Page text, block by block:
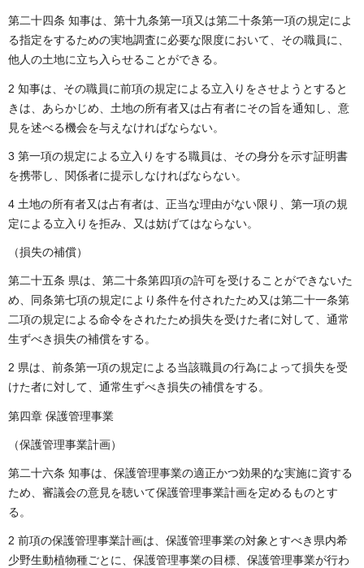
第二十四条 知事は、第十九条第一項又は第二十条第一項の規定によ
る指定をするための実地調査に必要な限度において、その職員に、
他人の土地に立ち入らせることができる。
2 知事は、その職員に前項の規定による立入りをさせようとすると
きは、あらかじめ、土地の所有者又は占有者にその旨を通知し、意
見を述べる機会を与えなければならない。
3 第一項の規定による立入りをする職員は、その身分を示す証明書
を携帯し、関係者に提示しなければならない。
4 土地の所有者又は占有者は、正当な理由がない限り、第一項の規
定による立入りを拒み、又は妨げてはならない。
（損失の補償）
第二十五条 県は、第二十条第四項の許可を受けることができないた
め、同条第七項の規定により条件を付されたため又は第二十一条第
二項の規定による命令をされたため損失を受けた者に対して、通常
生ずべき損失の補償をする。
2 県は、前条第一項の規定による当該職員の行為によって損失を受
けた者に対して、通常生ずべき損失の補償をする。
第四章 保護管理事業
（保護管理事業計画）
第二十六条 知事は、保護管理事業の適正かつ効果的な実施に資する
ため、審議会の意見を聴いて保護管理事業計画を定めるものとす
る。
2 前項の保護管理事業計画は、保護管理事業の対象とすべき県内希
少野生動植物種ごとに、保護管理事業の目標、保護管理事業が行わ